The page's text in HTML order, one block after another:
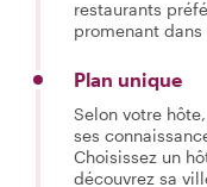
restaurants
promenant
Plan unique
Selon votre
ses
Choisissez un
découvrez sa